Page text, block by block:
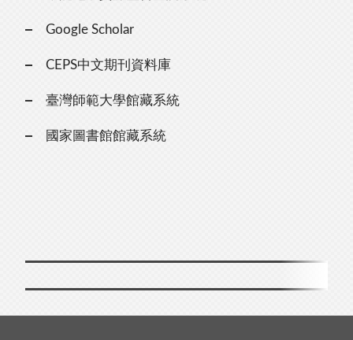
Google Scholar
CEPS中文期刊資料庫
臺灣師範大學館藏系統
國家圖書館館藏系統